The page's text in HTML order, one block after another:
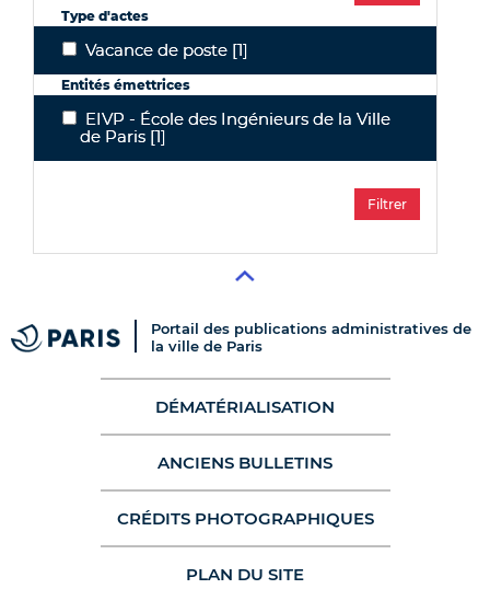
Type d'actes
Vacance de poste
Vacance de poste [1]
Entités émettrices
EIVP - École des Ingénieurs de la Ville de Paris
EIVP - École des Ingénieurs de la Ville
de Paris [1]
Portail des publications administratives de
la ville de Paris
DÉMATÉRIALISATION
ANCIENS BULLETINS
CRÉDITS PHOTOGRAPHIQUES
PLAN DU SITE